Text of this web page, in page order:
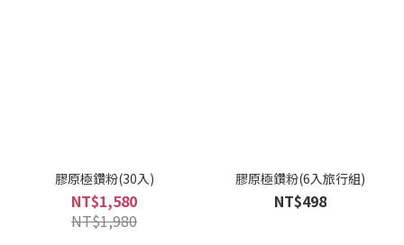
膠原極鑽粉(30入)
NT$1,580
NT$1,980
膠原極鑽粉(6入旅行組)
NT$498